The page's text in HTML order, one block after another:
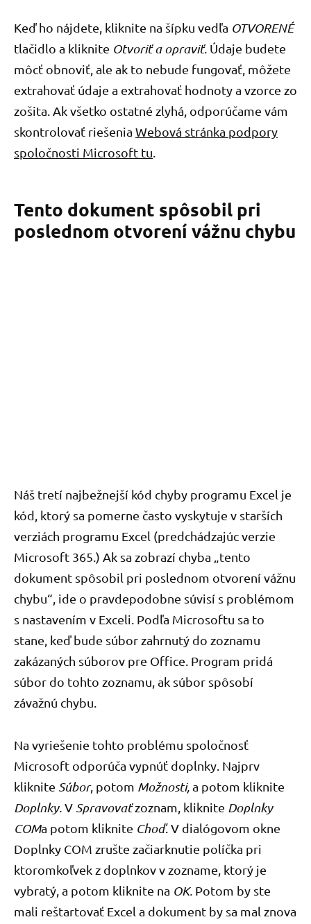
Keď ho nájdete, kliknite na šípku vedľa OTVORENÉ
tlačidlo a kliknite Otvoriť a opraviť. Údaje budete
môcť obnoviť, ale ak to nebude fungovať, môžete
extrahovať údaje a extrahovať hodnoty a vzorce zo
zošita. Ak všetko ostatné zlyhá, odporúčame vám
skontrolovať riešenia Webová stránka podpory
spoločnosti Microsoft tu
Tento dokument spôsobil pri
poslednom otvorení vážnu chybu
Náš tretí najbežnejší kód chyby programu Excel je
kód, ktorý sa pomerne často vyskytuje v starších
verziách programu Excel (predchádzajúc verzie
Microsoft 365.) Ak sa zobrazí chyba „tento
dokument spôsobil pri poslednom otvorení vážnu
chybu“, ide o pravdepodobne súvisí s problémom
s nastavením v Exceli. Podľa Microsoftu sa to
stane, keď bude súbor zahrnutý do zoznamu
zakázaných súborov pre Office. Program pridá
súbor do tohto zoznamu, ak súbor spôsobí
závažnú chybu.
Na vyriešenie tohto problému spoločnosť
Microsoft odporúča vypnúť doplnky. Najprv
kliknite Súbor, potom Možnosti,a potom kliknite
Doplnky.V Spravovaťzoznam, kliknite Doplnky
COMa potom kliknite Choď. V dialógovom okne
Doplnky COM zrušte začiarknutie políčka pri
ktoromkoľvek z doplnkov v zozname, ktorý je
vybratý, a potom kliknite na OK. Potom by ste
mali reštartovať Excel a dokument by sa mal znova